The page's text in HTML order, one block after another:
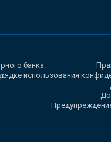
банка.
использования